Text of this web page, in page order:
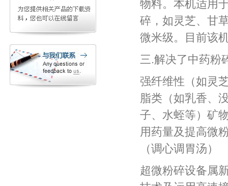
物料。本机适用
碎，如灵芝、甘
微米级。目前该
三.解决了中药粉
强纤维性（如灵
脂类（如乳香、
子、水蛭等）矿
用药量及提高微
（调心调胃汤）
超微粉碎设备属